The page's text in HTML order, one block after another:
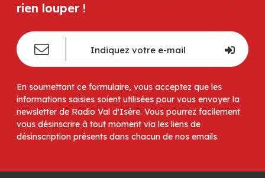
rien louper !
En soumettant ce formulaire, vous acceptez que les
informations saisies soient utilisées pour vous envoyer la
newsletter de Radio Val d'Isère. Vous pourrez facilement
vous désinscrire à tout moment via les liens de
désinscription présents dans chacun de nos emails.